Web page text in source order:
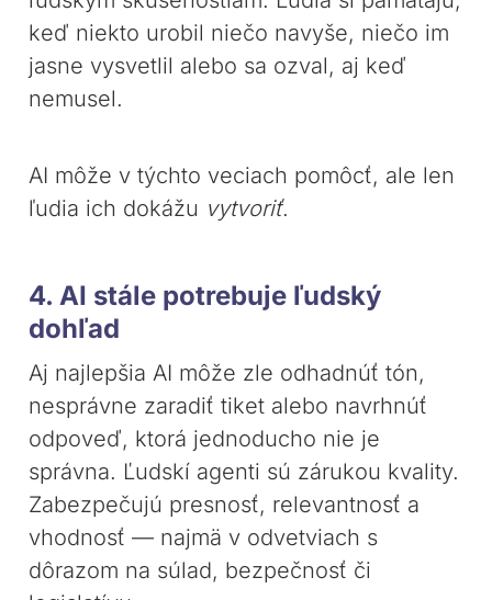
keď niekto urobil niečo navyše, niečo im
jasne vysvetlil alebo sa ozval, aj keď
nemusel.
AI môže v týchto veciach pomôcť, ale len
ľudia ich dokážu vytvoriť.
4. AI stále potrebuje ľudský
dohľad
Aj najlepšia AI môže zle odhadnúť tón,
nesprávne zaradiť tiket alebo navrhnúť
odpoveď, ktorá jednoducho nie je
správna. Ľudskí agenti sú zárukou kvality.
Zabezpečujú presnosť, relevantnosť a
vhodnosť — najmä v odvetviach s
dôrazom na súlad, bezpečnosť či